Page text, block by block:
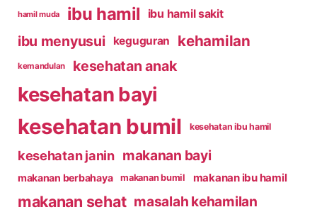
hamil muda ibu hamil ibu hamil sakit
ibu menyusui keguguran kehamilan
kemandulan kesehatan anak
kesehatan bayi
kesehatan bumil kesehatan ibu hamil
kesehatan janin makanan bayi
makanan berbahaya makanan bumil makanan ibu hamil
makanan sehat masalah kehamilan